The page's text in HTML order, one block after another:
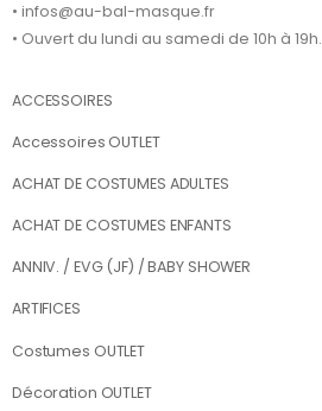
• infos@au-bal-masque.fr
• Ouvert du lundi au samedi de 10h à 19h.
ACCESSOIRES
Accessoires OUTLET
ACHAT DE COSTUMES ADULTES
ACHAT DE COSTUMES ENFANTS
ANNIV. / EVG (JF) / BABY SHOWER
ARTIFICES
Costumes OUTLET
Décoration OUTLET